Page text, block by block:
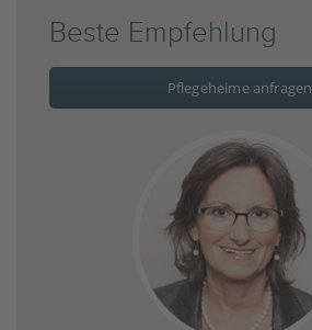
Beste Empfehlung
Pflegeheime anfragen